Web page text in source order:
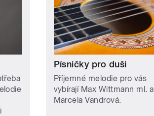
Písničky pro duši
Příjemné melodie pro vás
vybírají Max Wittmann ml. a
Marcela Vandrová.